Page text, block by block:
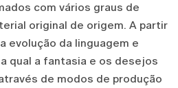
com vários graus de
original de origem. A partir
evolução da linguagem e
qual a fantasia e os desejos
de modos de produção